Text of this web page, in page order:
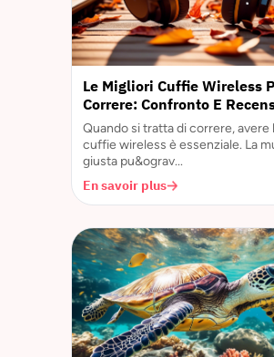
Le Migliori Cuffie Wireless
Correre: Confronto E
Quando si tratta di correre, avere
cuffie wireless è essenziale. La
giusta pu&ograv...
En savoir plus